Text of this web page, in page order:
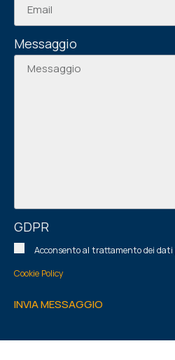
Messaggio
GDPR
Acconsento al trattamento dei dati
Cookie Policy
INVIA MESSAGGIO